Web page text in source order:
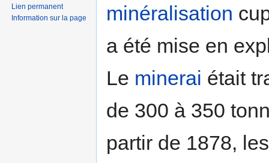
minéralisation
a été mise en
Le minerai était
de 300 à 350
partir de 1878,
Lien permanent
Information sur la page